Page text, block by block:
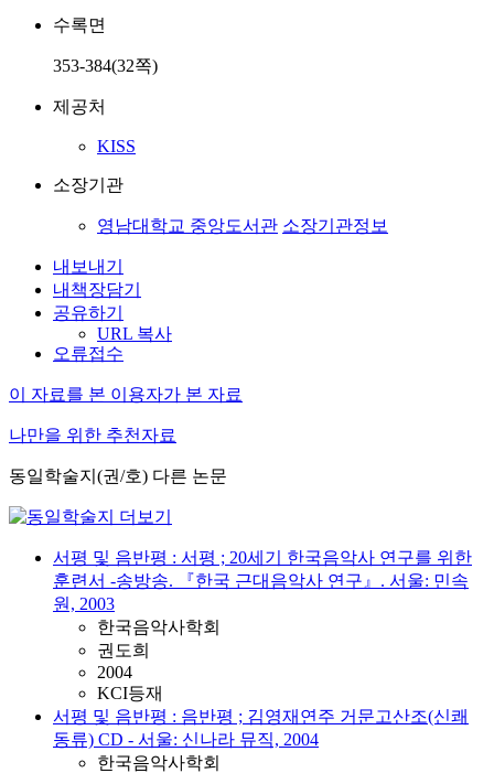
수록면
353-384(32쪽)
제공처
KISS
소장기관
영남대학교 중앙도서관 소장기관정보
내보내기
내책장담기
공유하기
URL 복사
오류접수
이 자료를 본 이용자가 본 자료
나만을 위한 추천자료
동일학술지(권/호) 다른 논문
서평 및 음반평 : 서평 ; 20세기 한국음악사 연구를 위한
훈련서 -송방송. 『한국 근대음악사 연구』. 서울: 민속
원, 2003
한국음악사학회
권도희
2004
KCI등재
서평 및 음반평 : 음반평 ; 김영재연주 거문고산조(신쾌
동류) CD - 서울: 신나라 뮤직, 2004
한국음악사학회